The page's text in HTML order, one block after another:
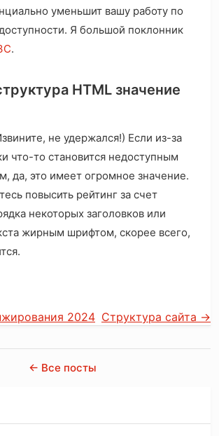
уменьшит вашу работу по
Я большой поклонник
.
HTML значение
не удержался!) Если из-за
что-то становится недоступным
да, это имеет огромное значение.
повысить рейтинг за счет
некоторых заголовков или
жирным шрифтом, скорее всего,
2024 Структура сайта →
← Все посты